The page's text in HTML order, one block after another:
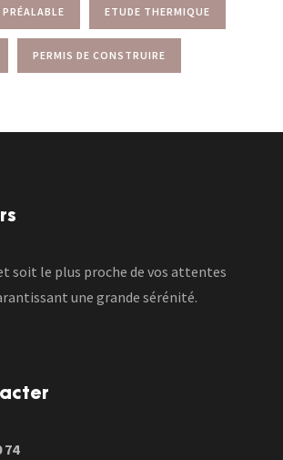
ETUDE THERMIQUE
PERMIS DE CONSTRUIRE
soit le plus proche de vos attentes
une grande sérénité.
74